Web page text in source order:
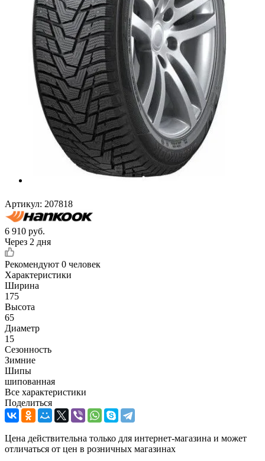
Артикул: 207818
6 910 руб.
Через 2 дня
Рекомендуют 0 человек
Характеристики
Ширина
175
Высота
65
Диаметр
15
Сезонность
Зимние
Шипы
шипованная
Все характеристики
Поделиться
Цена действительна только для интернет-магазина и может
отличаться от цен в розничных магазинах